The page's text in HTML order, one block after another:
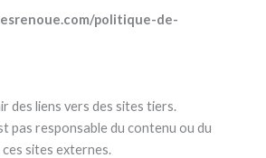
politique-de-
des liens vers des sites tiers.
pas responsable du contenu ou du
sites externes.